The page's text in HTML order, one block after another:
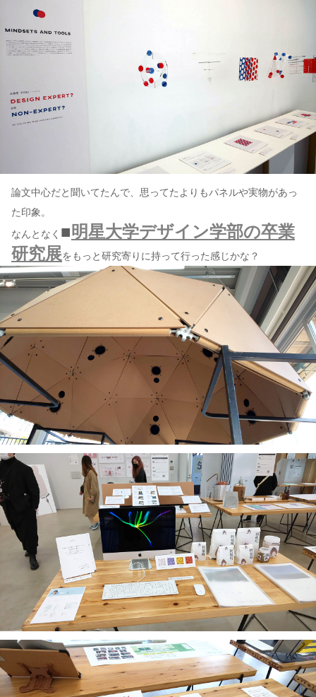
論文中心だと聞いてたんで、思ってたよりもパネルや実物があっ
た印象。
なんとなく ■明星大学デザイン学部の卒業
研究展をもっと研究寄りに持って行った感じかな？